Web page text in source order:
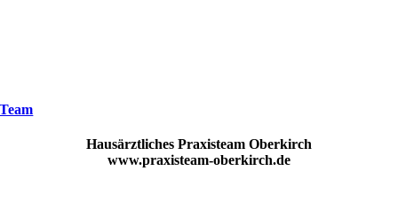
Team
Hausärztliches Praxisteam Oberkirch
www.praxisteam-oberkirch.de